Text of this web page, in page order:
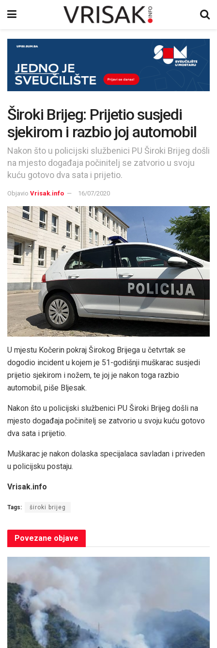
Široki Brijeg: Prijetio susjedi
sjekirom i razbio joj automobil
Nakon što u policijski službenici PU Široki Brijeg došli
na mjesto događaja počinitelj se zatvorio u svoju
kuću gotovo dva sata i prijetio.
Objavio Vrisak.info 16/07/2020
U mjestu Kočerin pokraj Širokog Brijega u četvrtak se
dogodio incident u kojem je 51-godišnji muškarac susjedi
prijetio sjekirom i nožem, te joj je nakon toga razbio
automobil, piše Bljesak.
Nakon što u policijski službenici PU Široki Brijeg došli na
mjesto događaja počinitelj se zatvorio u svoju kuću gotovo
dva sata i prijetio.
Muškarac je nakon dolaska specijalaca savladan i priveden
u policijsku postaju.
Vrisak.info
Tags: široki brijeg
Povezane objave